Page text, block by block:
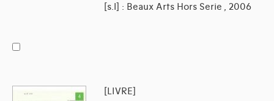
[s.l] : Beaux Arts Hors Serie , 2006
[LIVRE]